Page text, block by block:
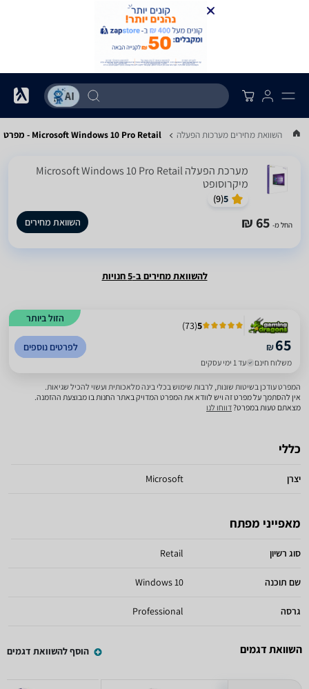
... השוואת מחירים מערכות הפעלה Microsoft Windows 10 Pro Retail - מפרט
מערכת הפעלה Microsoft Windows 10 Pro Retail
מיקרוסופט
5
(
9
)
החל מ- 65 ₪ השוואת מחירים
להשוואת מחירים ב-5 חנויות
הזול ביותר
5
(
73
)
₪65
משלוח חינם עד 1 ימי עסקים
לפרטים נוספים
המפרט עודכן בשיטות שונות, לרבות שימוש בכלי בינה מלאכותית ועשוי להכיל שגיאות.
אין להסתמך על מפרט זה ויש לוודא את המפרט המדויק באתר החנות בו מבוצעת ההזמנה.
מצאתם טעות במפרט?דווחו לנו
כללי
יצרן Microsoft
מאפייני מפתח
סוג רשיון Retail
שם תוכנה Windows 10
גרסה Professional
השוואת דגמים הוסף להשוואת דגמים